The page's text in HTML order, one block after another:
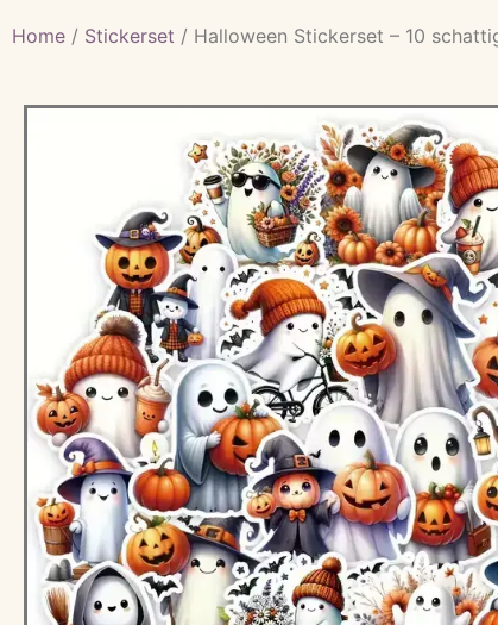
Home / Stickerset / Halloween Stickerset – 10